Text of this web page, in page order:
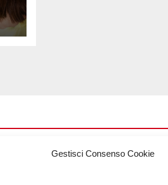
Gestisci Consenso Cookie